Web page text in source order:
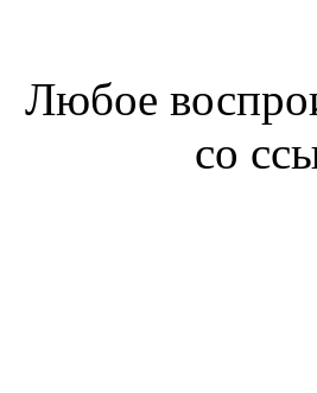
Любое
со